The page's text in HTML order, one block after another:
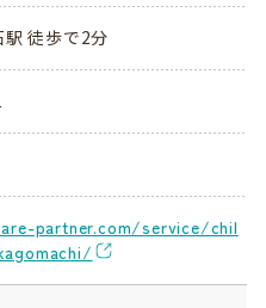
徒歩で2分
partner.com/service/chil